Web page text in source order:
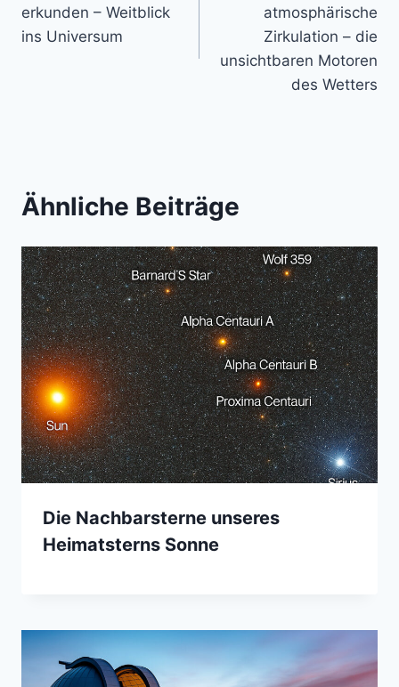
erkunden – Weitblick
ins Universum
atmosphärische
Zirkulation – die
unsichtbaren Motoren
des Wetters
Ähnliche Beiträge
Die Nachbarsterne unseres
Heimatsterns Sonne